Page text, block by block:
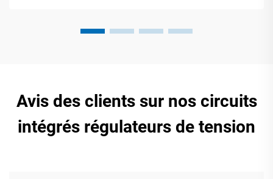
Avis des clients sur nos circuits
intégrés régulateurs de tension